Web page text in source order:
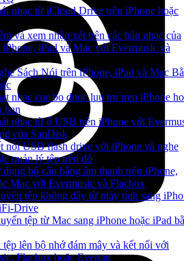
nhạc từ iCloud Drive trên iPhone hoặc
và xem nhận xét trên các bản nhạc của
iPhone, iPad và Mac với Evermusic và
Sách Nói trên iPhone, iPad và Mac
nhac cuc bo duoc luu tru tren iPhone
ban
nhạc từ ổ USB trên iPhone với
của SanDisk
nối USB flash drive với iPhone và nghe
quản lý tệp trên đó
dụng bộ cân bằng âm thanh trên iPhone,
Mac với Evermusic và Flacbox
tệp không dây từ máy tính sang
Drive
tệp từ Mac sang iPhone hoặc iPad
tệp lên bộ nhớ đám mây và kết nối với
Flacbox hoặc Evertag